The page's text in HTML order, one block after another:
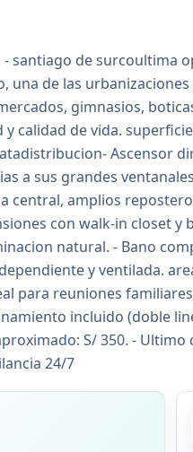
santiago de surcoultima
de las
gimnasios,
de vida.
Ascensor
a sus grandes
central, amplios
con walk-in closet y
natural. - Bano
y ventilada.
para reuniones
incluido (doble
S/ 350. -
24/7